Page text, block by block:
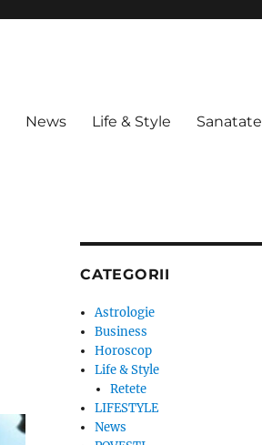
News Life & Style Sanatate
CATEGORII
Astrologie
Business
Horoscop
Life & Style
Retete
LIFESTYLE
News